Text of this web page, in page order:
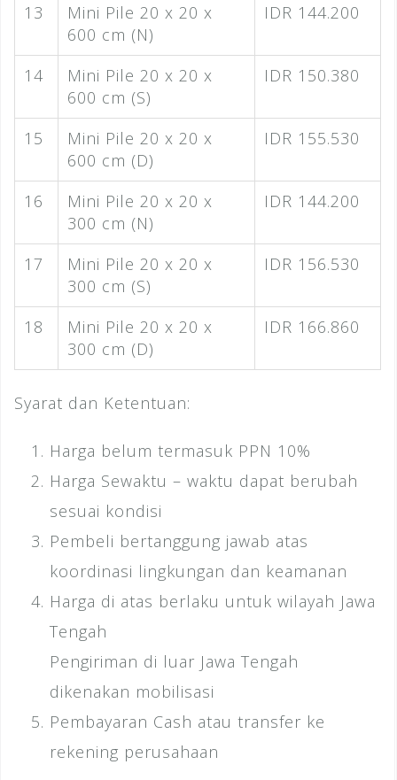
13
Mini Pile 20 x 20 x
600 cm (N)
IDR 144.200
14
Mini Pile 20 x 20 x
600 cm (S)
IDR 150.380
15
Mini Pile 20 x 20 x
600 cm (D)
IDR 155.530
16
Mini Pile 20 x 20 x
300 cm (N)
IDR 144.200
17
Mini Pile 20 x 20 x
300 cm (S)
IDR 156.530
18
Mini Pile 20 x 20 x
300 cm (D)
IDR 166.860
Syarat dan Ketentuan:
Harga belum termasuk PPN 10%
Harga Sewaktu – waktu dapat berubah
sesuai kondisi
Pembeli bertanggung jawab atas
koordinasi lingkungan dan keamanan
Harga di atas berlaku untuk wilayah Jawa
Tengah
Pengiriman di luar Jawa Tengah
dikenakan mobilisasi
Pembayaran Cash atau transfer ke
rekening perusahaan